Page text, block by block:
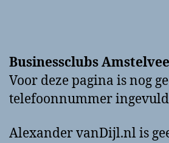
Businessclubs
Voor deze pagina is nog
telefoonnummer
Alexander vanDijl.nl is